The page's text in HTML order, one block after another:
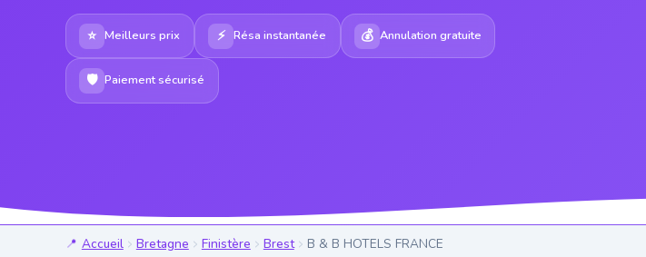
⭐ Meilleurs prix ⚡ Résa instantanée 💰 Annulation gratuite
🛡 Paiement sécurisé
Accueil Bretagne Finistère Brest B & B HOTELS FRANCE